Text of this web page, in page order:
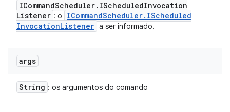
ICommandScheduler. IScheduledInvocation
Listener : o ICommandScheduler. IScheduled
InvocationListener a ser informado.
args
String : os argumentos do comando